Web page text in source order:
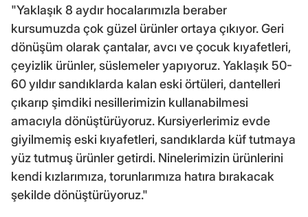
"Yaklaşık 8 aydır hocalarımızla beraber
kursumuzda çok güzel ürünler ortaya çıkıyor. Geri
dönüşüm olarak çantalar, avcı ve çocuk kıyafetleri,
çeyizlik ürünler, süslemeler yapıyoruz. Yaklaşık 50-
60 yıldır sandıklarda kalan eski örtüleri, dantelleri
çıkarıp şimdiki nesillerimizin kullanabilmesi
amacıyla dönüştürüyoruz. Kursiyerlerimiz evde
giyilmemiş eski kıyafetleri, sandıklarda küf tutmaya
yüz tutmuş ürünler getirdi. Ninelerimizin ürünlerini
kendi kızlarımıza, torunlarımıza hatıra bırakacak
şekilde dönüştürüyoruz."